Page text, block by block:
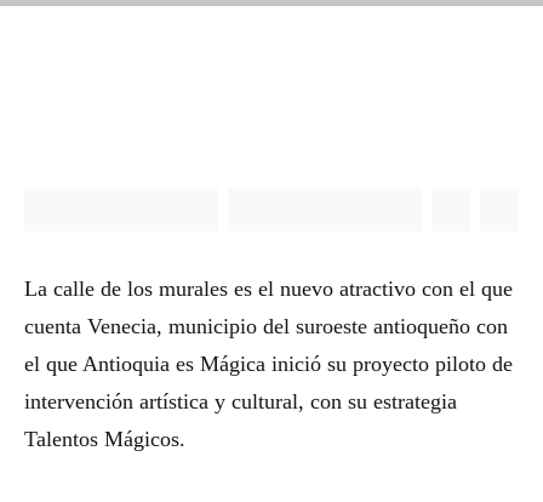
La calle de los murales es el nuevo atractivo con el que
cuenta Venecia, municipio del suroeste antioqueño con
el que Antioquia es Mágica inició su proyecto piloto de
intervención artística y cultural, con su estrategia
Talentos Mágicos.